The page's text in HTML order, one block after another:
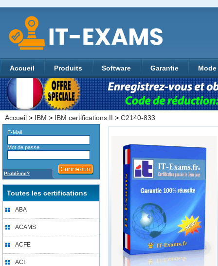
Accueil Produits Software Garantie
Accueil > IBM > IBM certifications II > C2140-833
E-Mail
Mot de passe
Problème?
Toutes les certifications
ABA
ACAMS
ACFE
ACI